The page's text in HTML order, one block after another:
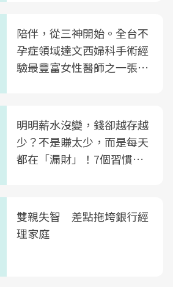
陪伴，從三神開始。全台不
孕症領域達文西婦科手術經
驗最豐富女性醫師之一張永
光田醫院建構360度女性健
康照護生態圈
明明薪水沒變，錢卻越存越
少？不是賺太少，而是每天
都在「漏財」！7個習慣一
雙親失智 差點拖垮銀行經
理家庭